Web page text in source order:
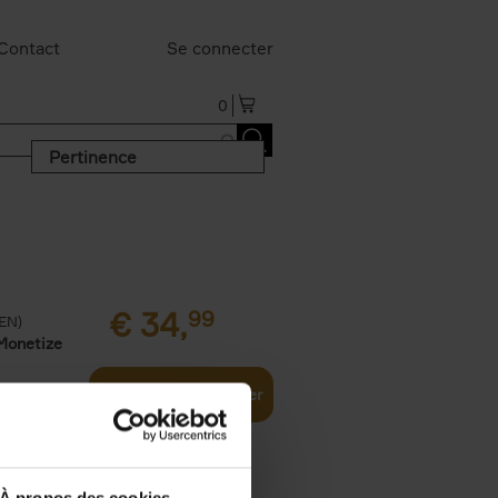
Se connecter
0
Pertinence
€ 34,99
Ajouter au panier